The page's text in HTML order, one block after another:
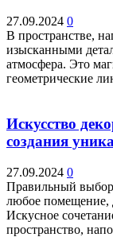
27.09.2024 0
В пространстве,
изысканными
атмосфера. Это
геометрические
Искусство
создания
27.09.2024 0
Правильный выбор
любое помещение,
Искусное
пространство,